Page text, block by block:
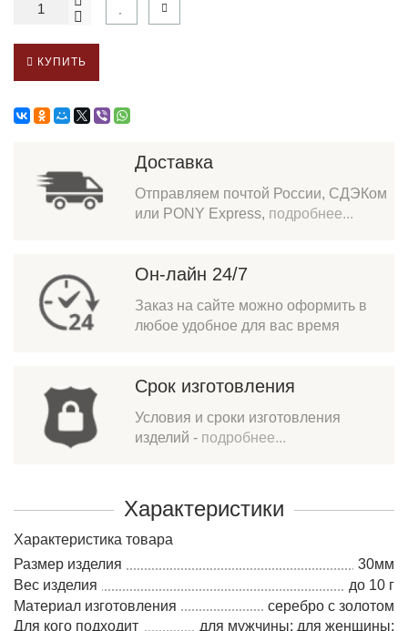
КУПИТЬ
Доставка
Отправляем почтой России, СДЭКом
или PONY Express, подробнее...
Он-лайн 24/7
Заказ на сайте можно оформить в
любое удобное для вас время
Срок изготовления
Условия и сроки изготовления
изделий - подробнее...
Характеристики
Характеристика товара
Размер изделия
30мм
Вес изделия
до 10 г
Материал изготовления
серебро c золотом
Для кого подходит
для мужчины; для женщины;